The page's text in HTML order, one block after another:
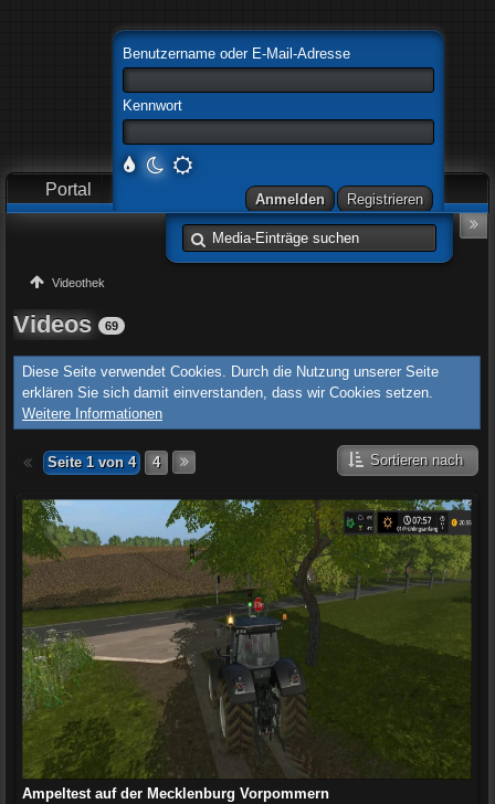
Benutzername oder E-Mail-Adresse
Kennwort
Portal Videothek
Videothek
Videos 69
Diese Seite verwendet Cookies. Durch die Nutzung unserer Seite
erklären Sie sich damit einverstanden, dass wir Cookies setzen.
Weitere Informationen
Seite 1 von 4 4 Sortieren nach
Ampeltest auf der Mecklenburg Vorpommern